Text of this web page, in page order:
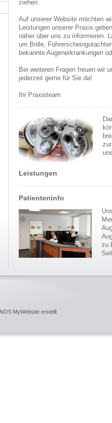
ziehen.
Auf unserer Website möchten
Leistungen unserer Praxis
näher über uns zu informieren.
um Brille,
bekannte Augenerkrankungen
Bei weiteren Fragen freuen wir
jederzeit gerne für Sie da!
Ihr Praxisteam
Leistungen
Patienteninfo
zu
MyWebsite erstellt.